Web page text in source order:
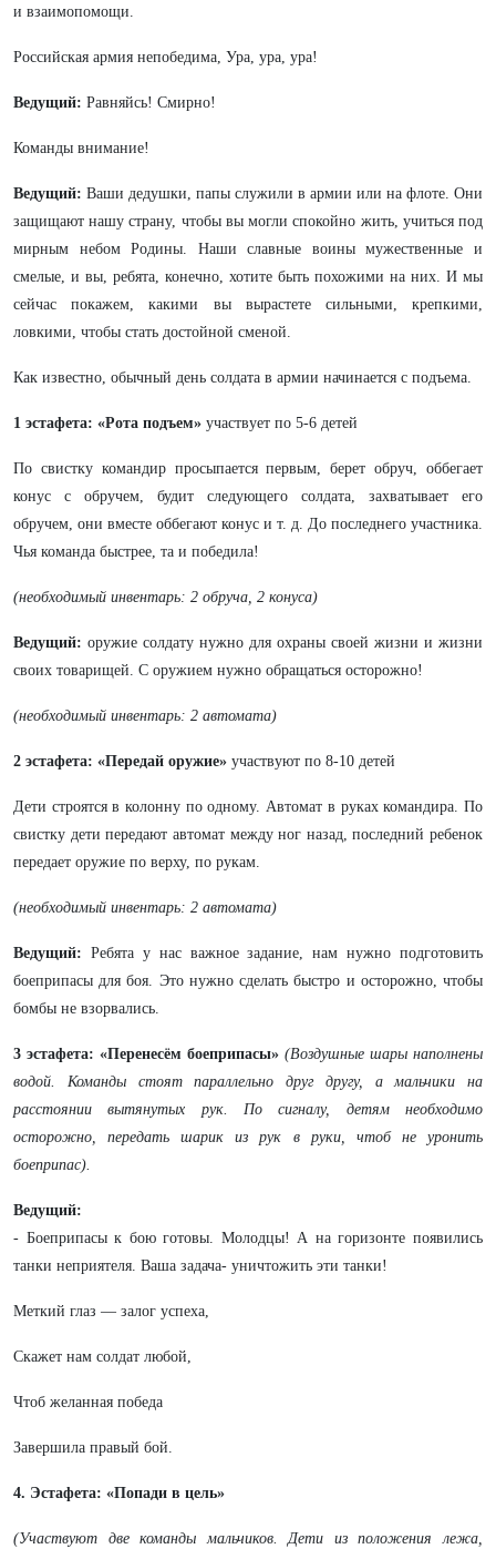
и взаимопомощи.
Российская армия непобедима, Ура, ура, ура!
Ведущий: Равняйсь! Смирно!
Команды внимание!
Ведущий: Ваши дедушки, папы служили в армии или на флоте. Они
защищают нашу страну, чтобы вы могли спокойно жить, учиться под
мирным небом Родины. Наши славные воины мужественные и
смелые, и вы, ребята, конечно, хотите быть похожими на них. И мы
сейчас покажем, какими вы вырастете сильными, крепкими,
ловкими, чтобы стать достойной сменой.
Как известно, обычный день солдата в армии начинается с подъема.
1 эстафета: «Рота подъем» участвует по 5-6 детей
По свистку командир просыпается первым, берет обруч, оббегает
конус с обручем, будит следующего солдата, захватывает его
обручем, они вместе оббегают конус и т. д. До последнего участника.
Чья команда быстрее, та и победила!
(необходимый инвентарь: 2 обруча, 2 конуса)
Ведущий: оружие солдату нужно для охраны своей жизни и жизни
своих товарищей. С оружием нужно обращаться осторожно!
(необходимый инвентарь: 2 автомата)
2 эстафета: «Передай оружие» участвуют по 8-10 детей
Дети строятся в колонну по одному. Автомат в руках командира. По
свистку дети передают автомат между ног назад, последний ребенок
передает оружие по верху, по рукам.
(необходимый инвентарь: 2 автомата)
Ведущий: Ребята у нас важное задание, нам нужно подготовить
боеприпасы для боя. Это нужно сделать быстро и осторожно, чтобы
бомбы не взорвались.
3 эстафета: «Перенесём боеприпасы» (Воздушные шары наполнены
водой. Команды стоят параллельно друг другу, а мальчики на
расстоянии вытянутых рук. По сигналу, детям необходимо
осторожно, передать шарик из рук в руки, чтоб не уронить
боеприпас).
Ведущий:
- Боеприпасы к бою готовы. Молодцы! А на горизонте появились
танки неприятеля. Ваша задача- уничтожить эти танки!
Меткий глаз — залог успеха,
Скажет нам солдат любой,
Чтоб желанная победа
Завершила правый бой.
4. Эстафета: «Попади в цель»
(Участвуют две команды мальчиков. Дети из положения лежа,